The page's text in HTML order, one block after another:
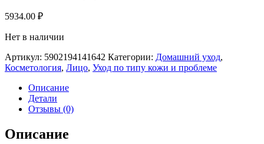
5934.00 ₽
Нет в наличии
Артикул: 5902194141642 Категории: Домашний уход,
Косметология, Лицо, Уход по типу кожи и проблеме
Описание
Детали
Отзывы (0)
Описание